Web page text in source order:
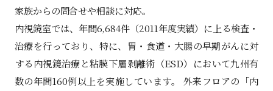
家族からの問合せや相談に対応。
内視鏡室では、年間6,684件（2011年度実績）に上る検査・
治療を行っており、特に、胃・食道・大腸の早期がんに対
する内視鏡治療と粘膜下層剥離術（ESD）において九州有
数の年間160例以上を実施しています。 外来フロアの「内